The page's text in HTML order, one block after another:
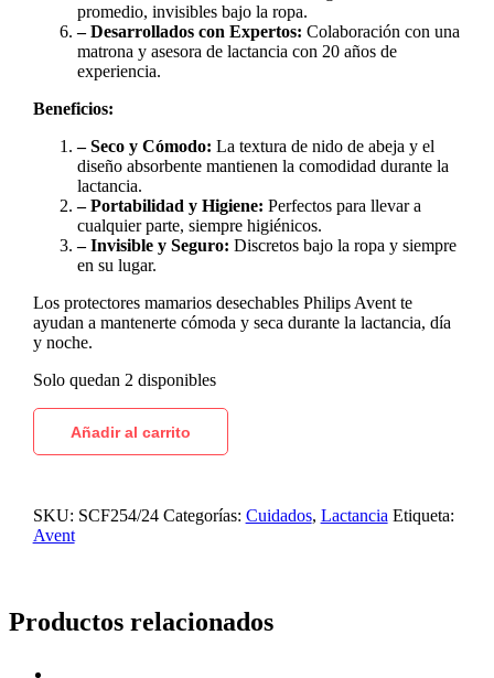
promedio, invisibles bajo la ropa.
– Desarrollados con Expertos: Colaboración con una
matrona y asesora de lactancia con 20 años de
experiencia.
Beneficios:
– Seco y Cómodo: La textura de nido de abeja y el
diseño absorbente mantienen la comodidad durante la
lactancia.
– Portabilidad y Higiene: Perfectos para llevar a
cualquier parte, siempre higiénicos.
– Invisible y Seguro: Discretos bajo la ropa y siempre
en su lugar.
Los protectores mamarios desechables Philips Avent te
ayudan a mantenerte cómoda y seca durante la lactancia, día
y noche.
Solo quedan 2 disponibles
Añadir al carrito
SKU: SCF254/24 Categorías: Cuidados, Lactancia Etiqueta:
Avent
Productos relacionados